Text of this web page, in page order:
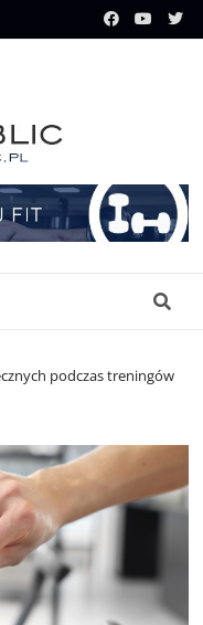
podczas treningów